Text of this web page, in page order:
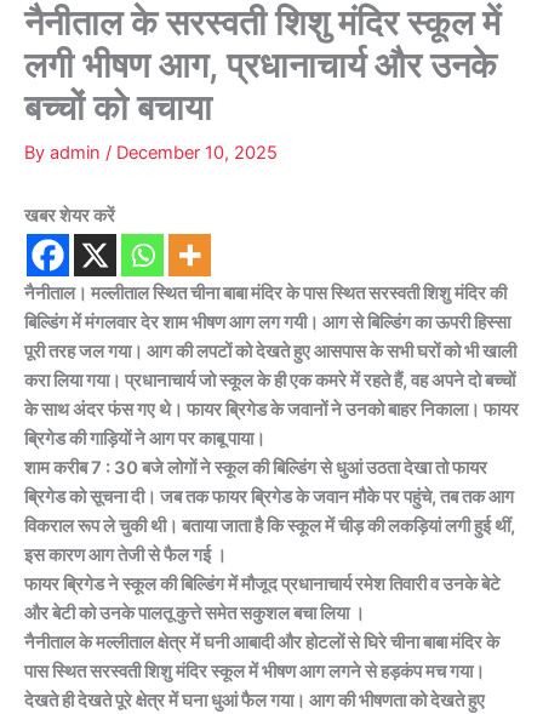
नैनीताल के सरस्वती शिशु मंदिर स्कूल में
लगी भीषण आग, प्रधानाचार्य और उनके
बच्चों को बचाया
By admin / December 10, 2025
खबर शेयर करें
नैनीताल। मल्लीताल स्थित चीना बाबा मंदिर के पास स्थित सरस्वती शिशु मंदिर की
बिल्डिंग में मंगलवार देर शाम भीषण आग लग गयी। आग से बिल्डिंग का ऊपरी हिस्सा
पूरी तरह जल गया। आग की लपटों को देखते हुए आसपास के सभी घरों को भी खाली
करा लिया गया। प्रधानाचार्य जो स्कूल के ही एक कमरे में रहते हैं, वह अपने दो बच्चों
के साथ अंदर फंस गए थे। फायर ब्रिगेड के जवानों ने उनको बाहर निकाला। फायर
ब्रिगेड की गाड़ियों ने आग पर काबू पाया।
शाम करीब 7 : 30 बजे लोगों ने स्कूल की बिल्डिंग से धुआं उठता देखा तो फायर
ब्रिगेड को सूचना दी। जब तक फायर ब्रिगेड के जवान मौके पर पहुंचे, तब तक आग
विकराल रूप ले चुकी थी। बताया जाता है कि स्कूल में चीड़ की लकड़ियां लगी हुई थीं,
इस कारण आग तेजी से फैल गई ।
फायर ब्रिगेड ने स्कूल की बिल्डिंग में मौजूद प्रधानाचार्य रमेश तिवारी व उनके बेटे
और बेटी को उनके पालतू कुत्ते समेत सकुशल बचा लिया ।
नैनीताल के मल्लीताल क्षेत्र में घनी आबादी और होटलों से घिरे चीना बाबा मंदिर के
पास स्थित सरस्वती शिशु मंदिर स्कूल में भीषण आग लगने से हड़कंप मच गया।
देखते ही देखते पूरे क्षेत्र में घना धुआं फैल गया। आग की भीषणता को देखते हुए